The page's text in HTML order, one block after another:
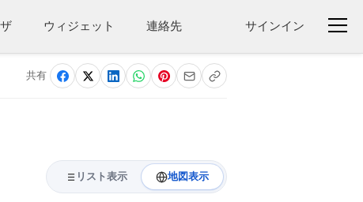
ウィジェット 連絡先 サインイン
共有
リスト表示 地図表示